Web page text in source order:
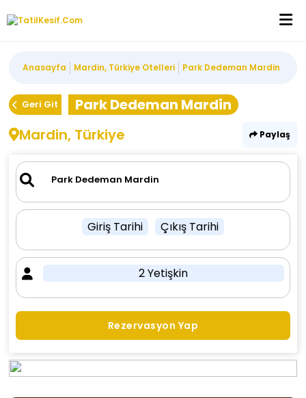
Anasayfa Mardin, Türkiye Otelleri Park Dedeman Mardin
Geri Git
Park Dedeman Mardin
Mardin, Türkiye
Paylaş
Giriş Tarihi Çıkış Tarihi
2 Yetişkin
Rezervasyon Yap